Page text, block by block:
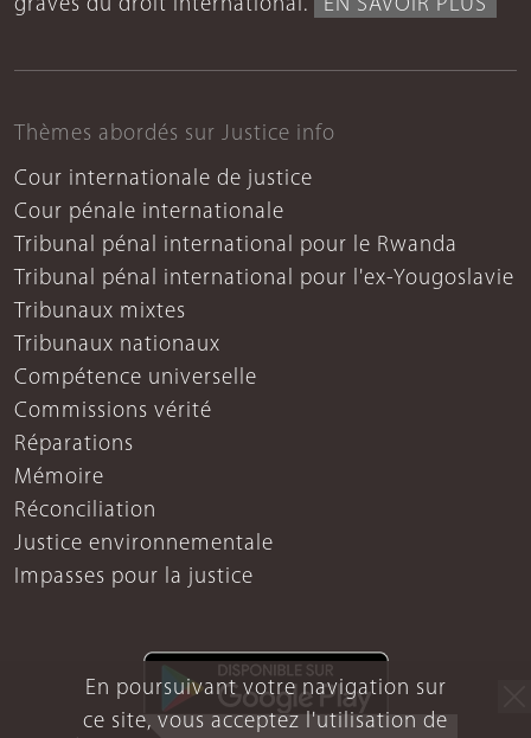
En poursuivant votre navigation sur
ce site, vous acceptez l'utilisation de
graves du droit international.
EN SAVOIR PLUS
Thèmes abordés sur Justice info
Cour internationale de justice
Cour pénale internationale
Tribunal pénal international pour le Rwanda
Tribunal pénal international pour l'ex-Yougoslavie
Tribunaux mixtes
Tribunaux nationaux
Compétence universelle
Commissions vérité
Réparations
Mémoire
Réconciliation
Justice environnementale
Impasses pour la justice